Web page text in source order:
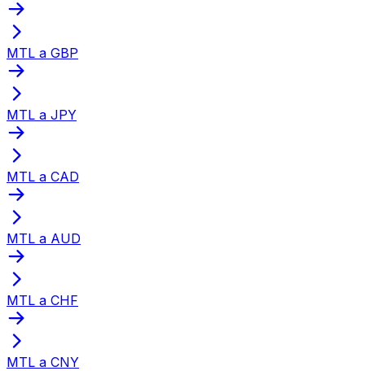
MTL a GBP
MTL a JPY
MTL a CAD
MTL a AUD
MTL a CHF
MTL a CNY